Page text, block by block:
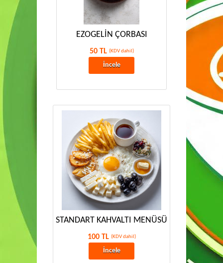
EZOGELİN ÇORBASI
50 TL (KDV dahil)
İncele
STANDART KAHVALTI MENÜSÜ
100 TL (KDV dahil)
İncele